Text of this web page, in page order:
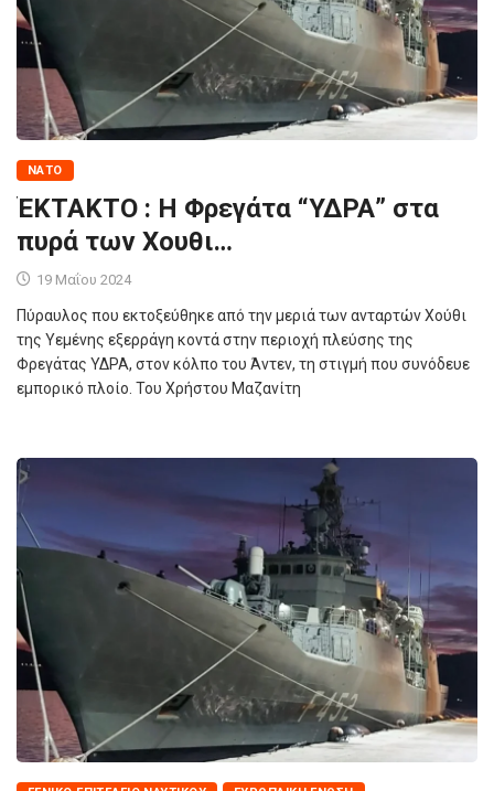
ΝΑΤΟ
ΈΚΤΑΚΤΟ : Η Φρεγάτα “ΥΔΡΑ” στα
πυρά των Χουθι…
19 Μαΐου 2024
Πύραυλος που εκτοξεύθηκε από την μεριά των ανταρτών Χούθι
της Υεμένης εξερράγη κοντά στην περιοχή πλεύσης της
Φρεγάτας ΥΔΡΑ, στον κόλπο του Άντεν, τη στιγμή που συνόδευε
εμπορικό πλοίο. Του Χρήστου Μαζανίτη